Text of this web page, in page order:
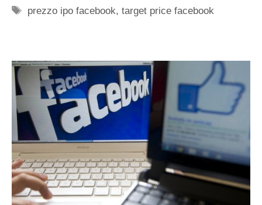
Tag
prezzo ipo facebook,target price facebook